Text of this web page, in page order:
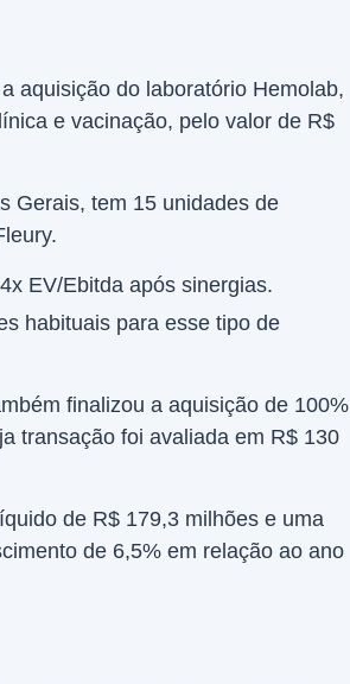
aquisição do laboratório Hemolab,
e vacinação, pelo valor de R$
Gerais, tem 15 unidades de
EV/Ebitda após sinergias.
habituais para esse tipo de
finalizou a aquisição de 100%
transação foi avaliada em R$ 130
de R$ 179,3 milhões e uma
de 6,5% em relação ao ano